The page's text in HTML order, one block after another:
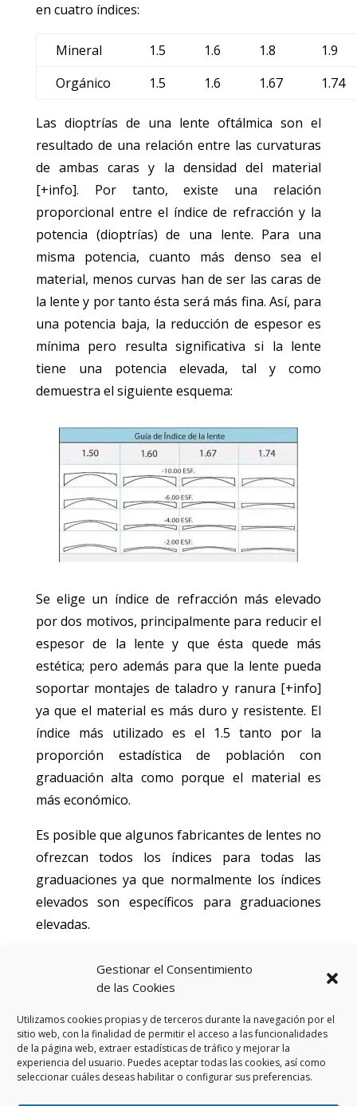
Gestionar el Consentimiento
de las Cookies
Utilizamos cookies propias y de terceros durante la navegación por el
sitio web, con la finalidad de permitir el acceso a las funcionalidades
de la página web, extraer estadísticas de tráfico y mejorar la
experiencia del usuario. Puedes aceptar todas las cookies, así como
seleccionar cuáles deseas habilitar o configurar sus preferencias.
en cuatro índices:
Mineral 1.5 1.6 1.8
1.9
Orgánico
1.5 1.6 1.67 1.74
Las dioptrías de una lente oftálmica son el
resultado de una relación entre las curvaturas
de ambas caras y la densidad del material
[+info]. Por tanto, existe una relación
proporcional entre el índice de refracción y la
potencia (dioptrías) de una lente. Para una
misma potencia, cuanto más denso sea el
material, menos curvas han de ser las caras de
la lente y por tanto ésta será más fina. Así, para
una potencia baja, la reducción de espesor es
mínima pero resulta significativa si la lente
tiene una potencia elevada, tal y como
demuestra el siguiente esquema:
Se elige un índice de refracción más elevado
por dos motivos, principalmente para reducir el
espesor de la lente y que ésta quede más
estética; pero además para que la lente pueda
soportar montajes de taladro y ranura [+info]
ya que el material es más duro y resistente. El
índice más utilizado es el 1.5 tanto por la
proporción estadística de población con
graduación alta como porque el material es
más económico.
Es posible que algunos fabricantes de lentes no
ofrezcan todos los índices para todas las
graduaciones ya que normalmente los índices
elevados son específicos para graduaciones
elevadas.
para su caso.
Política de privacidad